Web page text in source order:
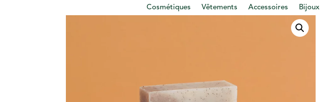
Cosmétiques Vêtements Accessoires Bijoux